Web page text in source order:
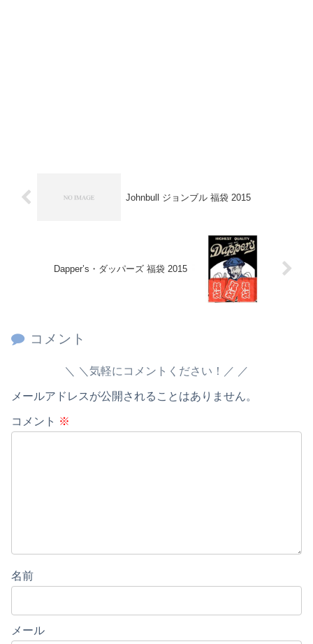
Johnbull ジョンブル 福袋 2015
Dapper’s・ダッパーズ 福袋 2015
コメント
＼気軽にコメントください！／
メールアドレスが公開されることはありません。
コメント ※
名前
メール